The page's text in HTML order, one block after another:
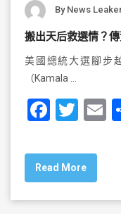
By News
搬出天后救選情？
美國總統大選腳步
（Kamala …
F
c
e
b
T
tt
er
E
Read More